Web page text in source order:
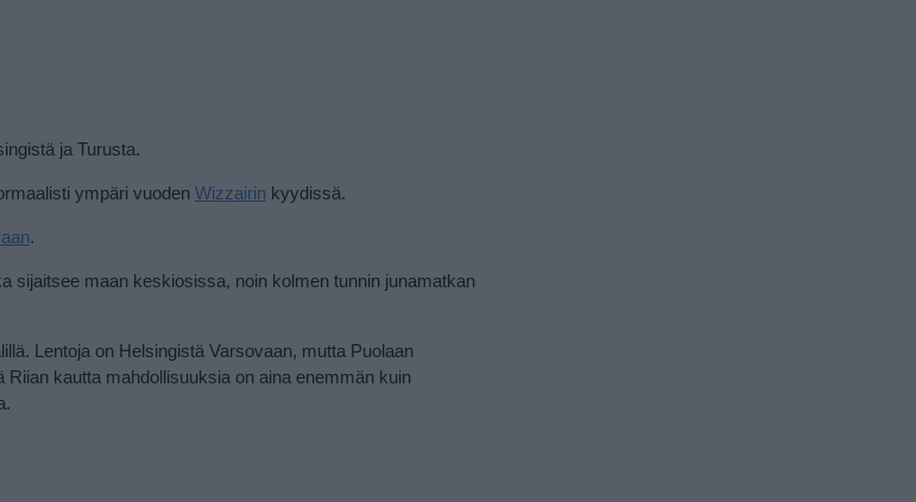
ja Turusta.
ympäri vuoden Wizzairin kyydissä.
.
sijaitsee maan keskiosissa, noin kolmen tunnin junamatkan
Lentoja on Helsingistä Varsovaan, mutta Puolaan
kautta mahdollisuuksia on aina enemmän kuin